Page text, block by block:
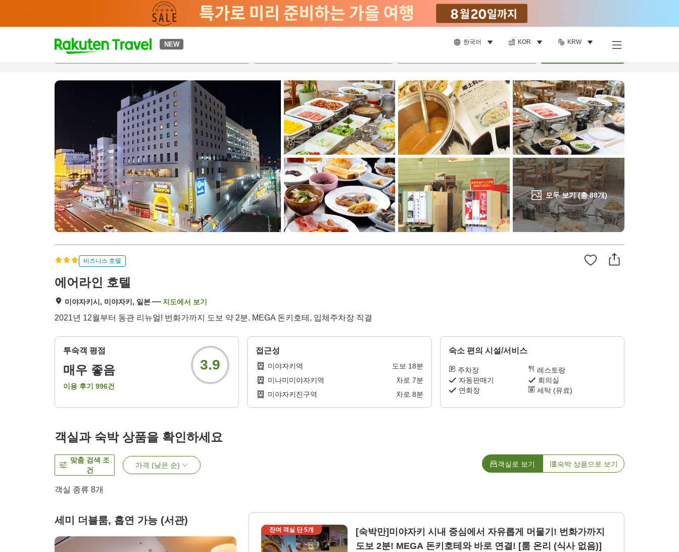
NEW 한국어 KOR KRW
t
p
a
r
c
h
모두 보기 (총88개)
개요객실 & 숙박 상품이용 후기 편의 시설/서비스
비즈니스 호텔
에어라인 호텔
미야자키시, 미야자키, 일본 지도에서 보기
2021년 12월부터 동관 리뉴얼! 번화가까지 도보 약 2분. MEGA 돈키호테, 입체주차장 직결
투숙객 평점
매우 좋음
이용 후기 996건
3.9
접근성
미야자키역 도보 18분
미나미미야자키역
차로 7분
미야자키진구역
차로 8분
숙소 편의 시설/서비스
주차장
레스토랑
자동판매기
회의실
연회장
세탁 (유료)
객실과 숙박 상품을 확인하세요
맞춤 검색 조
건
가격 (낮은 순) 객실로 보기 숙박 상품으로 보기
객실 종류 8개
세미 더블룸, 흡연 가능 (서관)
잔여 객실 단5개
[숙박만]미야자키 시내 중심에서 자유롭게 머물기! 번화가까지
도보 2분! MEGA 돈키호테와 바로 연결! [룸 온리 (식사 없음)]